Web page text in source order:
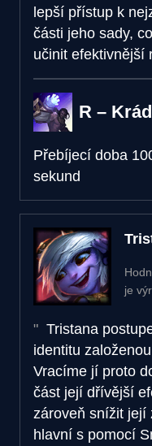
lepší přístup k
části jeho sady,
učinit efektivnější
R –
Přebíjecí doba
sekund
je
Tristana
identitu
Vracíme jí proto
část její dřívější
zároveň snížit její
hlavní s pomocí